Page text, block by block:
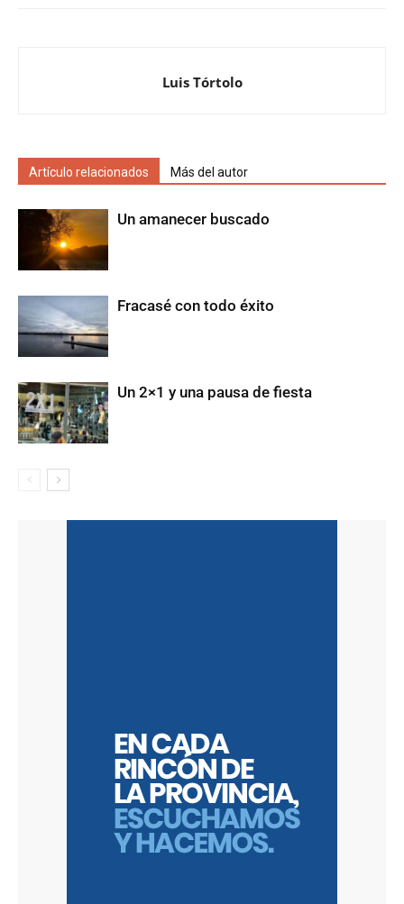
Luis Tórtolo
Artículo relacionados Más del autor
Un amanecer buscado
Fracasé con todo éxito
Un 2×1 y una pausa de fiesta